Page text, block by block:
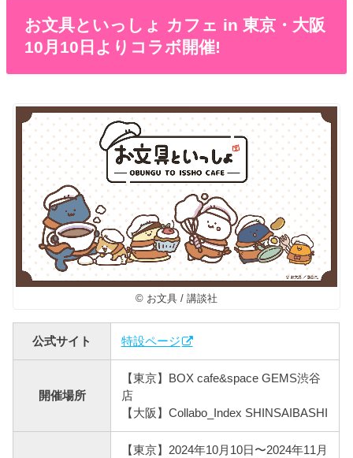
お文具といっしょ カフェ in 東京・大阪
10月10日よりコラボ開催!
© お文具 / 講談社
公式サイト 特設ページ
開催場所
【東京】BOX cafe&space GEMS渋谷
店
【大阪】Collabo_Index SHINSAIBASHI
【東京】2024年10月10日〜2024年11月